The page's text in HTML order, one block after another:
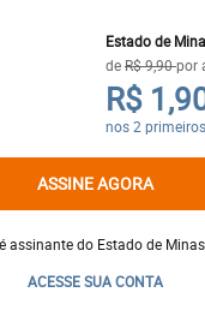
que desde o
Estado de
deR$ 9,90por
R$
nos 2
ASSINE AGORA
assinante do Estado de
ACESSE SUA CONTA